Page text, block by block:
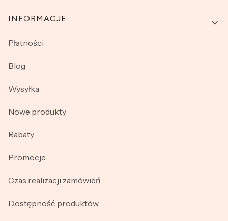
INFORMACJE
Płatności
Blog
Wysyłka
Nowe produkty
Rabaty
Promocje
Czas realizacji zamówień
Dostępność produktów